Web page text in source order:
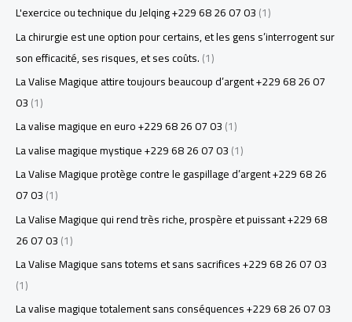
L'exercice ou technique du Jelqing +229 68 26 07 03(1)
La chirurgie est une option pour certains, et les gens s’interrogent sur
son efficacité, ses risques, et ses coûts.(1)
La Valise Magique attire toujours beaucoup d’argent +229 68 26 07
03(1)
La valise magique en euro +229 68 26 07 03(1)
La valise magique mystique +229 68 26 07 03(1)
La Valise Magique protège contre le gaspillage d’argent +229 68 26
07 03(1)
La Valise Magique qui rend très riche, prospère et puissant +229 68
26 07 03(1)
La Valise Magique sans totems et sans sacrifices +229 68 26 07 03
(1)
La valise magique totalement sans conséquences +229 68 26 07 03